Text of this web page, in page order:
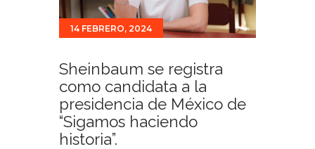
Para ti
Contacto
14 FEBRERO, 2024
Sheinbaum se registra
como candidata a la
presidencia de México de
“Sigamos haciendo
historia”.